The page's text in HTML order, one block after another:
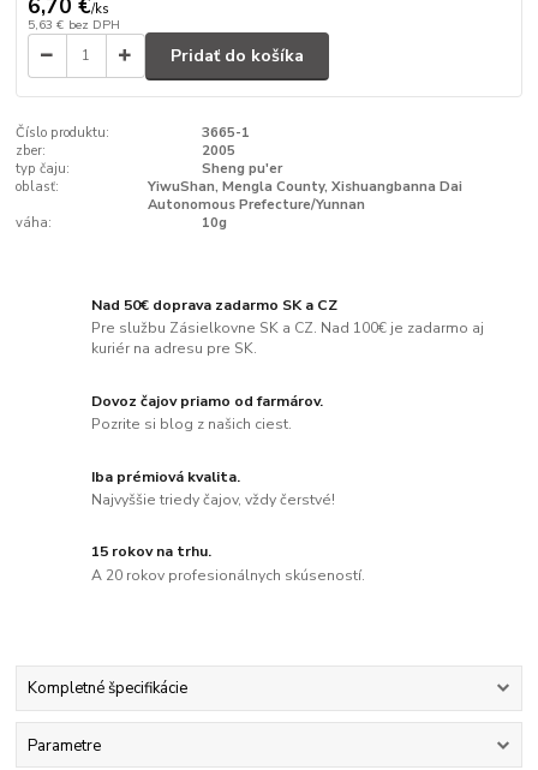
/ks
5,63 € bez DPH
Pridať do košíka
Číslo produktu:
3665-1
zber:
2005
typ čaju:
Sheng pu'er
oblasť:
YiwuShan, Mengla County, Xishuangbanna Dai
Autonomous Prefecture/Yunnan
váha:
10g
Nad 50€ doprava zadarmo SK a CZ
Pre službu Zásielkovne SK a CZ. Nad 100€ je zadarmo aj
kuriér na adresu pre SK.
Dovoz čajov priamo od farmárov.
Pozrite si blog z našich ciest.
Iba prémiová kvalita.
Najvyššie triedy čajov, vždy čerstvé!
15 rokov na trhu.
A 20 rokov profesionálnych skúseností.
Kompletné špecifikácie
Parametre